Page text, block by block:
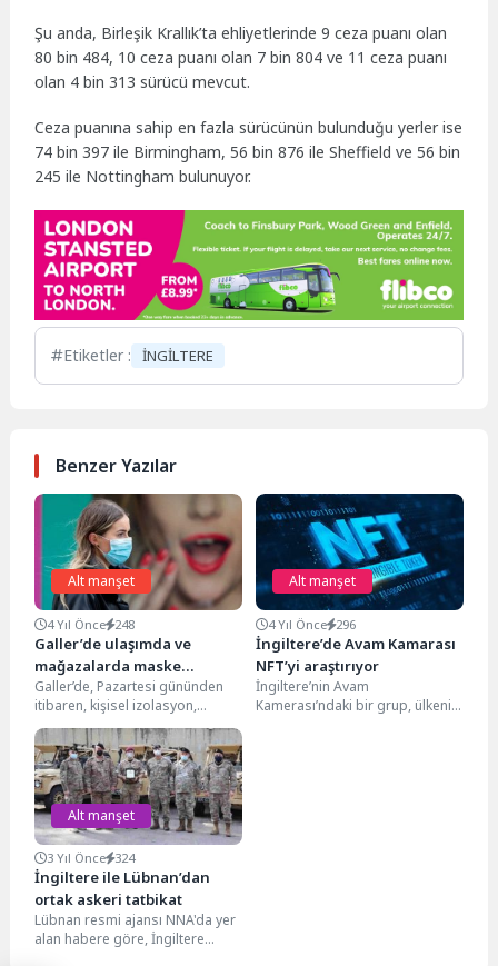
Şu anda, Birleşik Krallık’ta ehliyetlerinde 9 ceza puanı olan
80 bin 484, 10 ceza puanı olan 7 bin 804 ve 11 ceza puanı
olan 4 bin 313 sürücü mevcut.
Ceza puanına sahip en fazla sürücünün bulunduğu yerler ise
74 bin 397 ile Birmingham, 56 bin 876 ile Sheffield ve 56 bin
245 ile Nottingham bulunuyor.
Etiketler : İNGİLTERE
Benzer Yazılar
Alt manşet
4 Yıl Önce 248
Galler’de ulaşımda ve
mağazalarda maske
zorunluluğu sona eriyor
Galler’de, Pazartesi gününden
itibaren, kişisel izolasyon,
otobüslerde ve trenlerde maske
takma zorunluluğu kalkacak.
Galler hükümeti,...
Alt manşet
4 Yıl Önce 296
İngiltere’de Avam Kamarası
NFT’yi araştırıyor
İngiltere’nin Avam
Kamerası’ndaki bir grup, ülkenin
Alt manşet
3 Yıl Önce 324
İngiltere ile Lübnan’dan
ortak askeri tatbikat
Lübnan resmi ajansı NNA'da yer
alan habere göre, İngiltere